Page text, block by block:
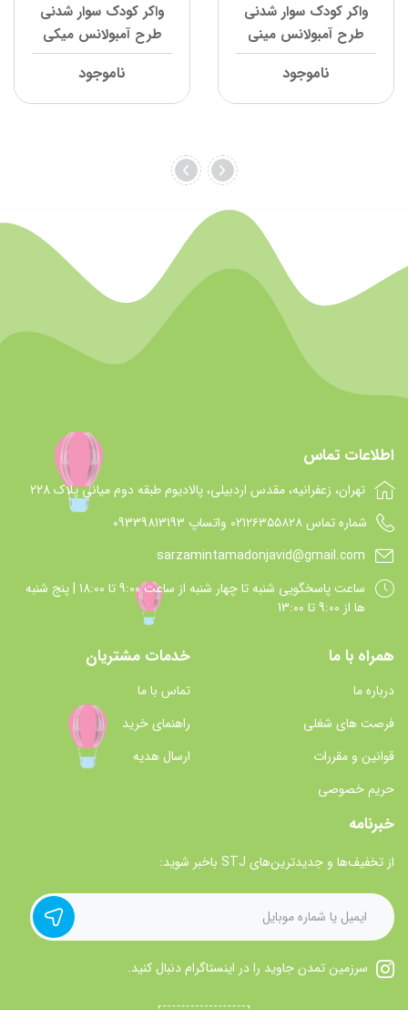
واکر کودک سوار شدنی
طرح آمبولانس مینی
کیدی لند
ناموجود
واکر کودک سوار شدنی
طرح آمبولانس میکی
کیدی لند
ناموجود
اطلاعات تماس
تهران، زعفرانیه، مقدس اردبیلی، پالادیوم طبقه دوم میانی پلاک 228
شماره تماس 021۲۶۳۵۵۸۲۸ واتساپ 09339813193
sarzamintamadonjavid@gmail.com
ساعت پاسخگويي شنبه تا چهار شنبه از ساعت 9:00 تا 18:00 | پنج شنبه
ها از 9:00 تا 13:00
همراه با ما
درباره ما
فرصت های شغلی
قوانین و مقررات
حریم خصوصی
خدمات مشتریان
تماس با ما
راهنمای خرید
ارسال هدیه
خبرنامه
از تخفیف‌ها و جدیدترین‌های STJ باخبر شوید:
سرزمین تمدن جاوید را در اینستاگرام دنبال کنید.